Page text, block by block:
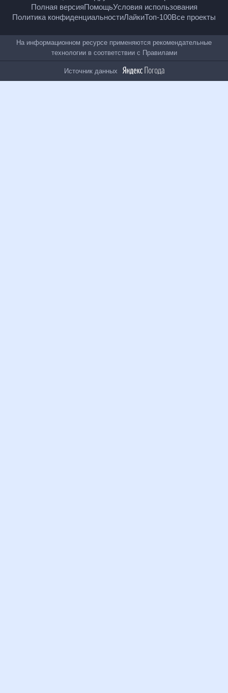
© Рамблер — главные новости России и мира,
Полная версияПомощьУсловия использования
Политика конфиденциальностиЛайкиТоп-100
Все проекты
На информационном ресурсе применяются